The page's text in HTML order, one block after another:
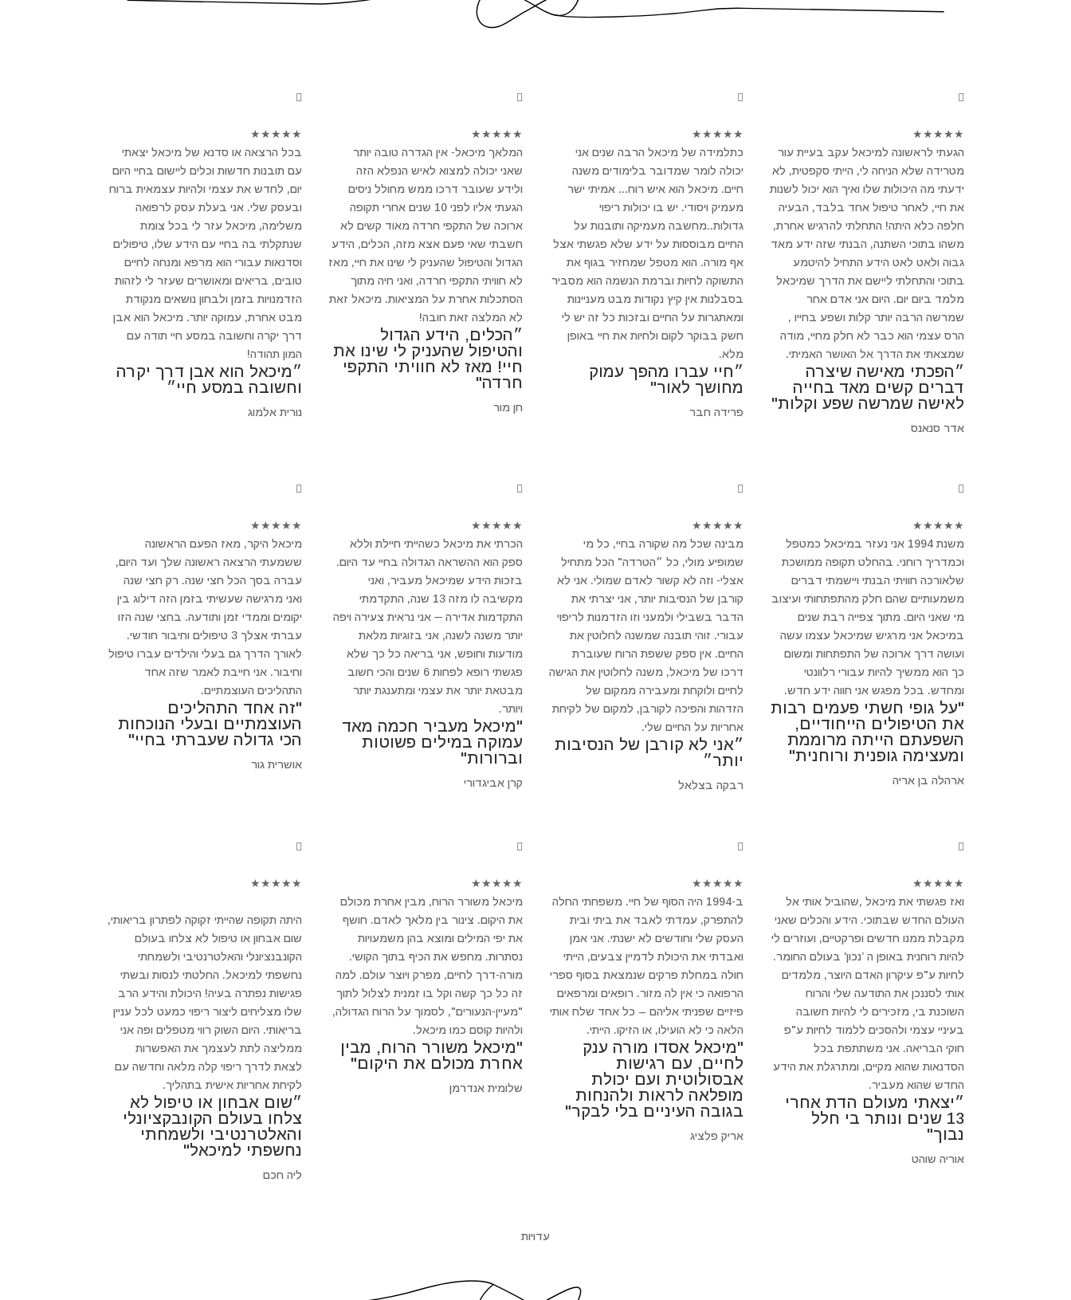
★
★
★
★
★
בכל הרצאה או סדנא של מיכאל יצאתי
עם תובנות חדשות וכלים ליישום בחיי היום
יום, לחדש את עצמי ולהיות עצמאית ברוח
ובעסק שלי. אני בעלת עסק לרפואה
משלימה, מיכאל עזר לי בכל צומת
שנתקלתי בה בחיי עם הידע שלו, טיפולים
וסדנאות עבורי הוא מרפא ומנחה לחיים
טובים, בריאים ומאושרים שעזר לי לזהות
הזדמנויות בזמן ולבחון נושאים מנקודת
מבט אחרת, עמוקה יותר. מיכאל הוא אבן
דרך יקרה וחשובה במסע חיי תודה עם
המון תהודה!
״מיכאל הוא אבן דרך יקרה
וחשובה במסע חיי״
נורית אלמוג
★
★
★
★
★
המלאך מיכאל- אין הגדרה טובה יותר
שאני יכולה למצוא לאיש הנפלא הזה
ולידע שעובר דרכו ממש מחולל ניסים
הגעתי אליו לפני 10 שנים אחרי תקופה
ארוכה של התקפי חרדה מאוד קשים לא
חשבתי שאי פעם אצא מזה, הכלים, הידע
הגדול והטיפול שהעניק לי שינו את חיי, מאז
לא חוויתי התקפי חרדה, ואני חיה מתוך
הסתכלות אחרת על המציאות. מיכאל זאת
לא המלצה זאת חובה!
״הכלים, הידע הגדול
והטיפול שהעניק לי שינו את
חיי! מאז לא חוויתי התקפי
חרדה"
חן מור
★
★
★
★
★
כתלמידה של מיכאל הרבה שנים אני
יכולה לומר שמדובר בלימודים משנה
חיים. מיכאל הוא איש רוח... אמיתי ישר
מעמיק ויסודי. יש בו יכולות ריפוי
גדולות..מחשבה מעמיקה ותובנות על
החיים מבוססות על ידע שלא פגשתי אצל
אף מורה. הוא מטפל שמחזיר בגוף את
התשוקה לחיות וברמת הנשמה הוא מסביר
בסבלנות אין קיץ נקודות מבט מעניינות
ומאתגרות על החיים ובזכות כל זה יש לי
חשק בבוקר לקום ולחיות את חיי באופן
מלא.
״חיי עברו מהפך עמוק
מחושך לאור"
פרידה חבר
★
★
★
★
★
הגעתי לראשונה למיכאל עקב בעיית עור
מטרידה שלא הניחה לי, הייתי סקפטית, לא
ידעתי מה היכולות שלו ואיך הוא יכול לשנות
את חיי, לאחר טיפול אחד בלבד, הבעיה
חלפה כלא היתה! התחלתי להרגיש אחרת,
משהו בתוכי השתנה, הבנתי שזה ידע מאד
גבוה ולאט לאט הידע התחיל להיטמע
בתוכי והתחלתי ליישם את הדרך שמיכאל
מלמד ביום יום. היום אני אדם אחר
שמרשה הרבה יותר קלות ושפע בחייו ,
הרס עצמי הוא כבר לא חלק מחיי, מודה
שמצאתי את הדרך אל האושר האמיתי.
״הפכתי מאישה שיצרה
דברים קשים מאד בחייה
לאישה שמרשה שפע וקלות"
אדר סנאנס
★
★
★
★
★
מיכאל היקר, מאז הפעם הראשונה
ששמעתי הרצאה ראשונה שלך ועד היום,
עברה בסך הכל חצי שנה. רק חצי שנה
ואני מרגישה שעשיתי בזמן הזה דילוג בין
יקומים וממדי זמן ותודעה. בחצי שנה הזו
עברתי אצלך 3 טיפולים וחיבור חודשי.
לאורך הדרך גם בעלי והילדים עברו טיפול
וחיבור. אני חייבת לאמר שזה אחד
התהליכים העוצמתיים.
"זה אחד התהליכים
העוצמתיים ובעלי הנוכחות
הכי גדולה שעברתי בחיי"
אושרית גור
★
★
★
★
★
הכרתי את מיכאל כשהייתי חיילת וללא
ספק הוא ההשראה הגדולה בחיי עד היום.
בזכות הידע שמיכאל מעביר, ואני
מקשיבה לו מזה 13 שנה, התקדמתי
התקדמות אדירה ─ אני נראית צעירה ויפה
יותר משנה לשנה, אני בזוגיות מלאת
מודעות וחופש, אני בריאה כל כך שלא
פגשתי רופא לפחות 6 שנים והכי חשוב
מבטאת יותר את עצמי ומתענגת יותר
ויותר.
"מיכאל מעביר חכמה מאד
עמוקה במילים פשוטות
וברורות"
קרן אביגדורי
★
★
★
★
★
מבינה שכל מה שקורה בחיי, כל מי
שמופיע מולי, כל ״הטרדה" הכל מתחיל
אצלי- וזה לא קשור לאדם שמולי. אני לא
קורבן של הנסיבות יותר, אני יצרתי את
הדבר בשבילי ולמעני וזו הזדמנות לריפוי
עבורי. זוהי תובנה שמשנה לחלוטין את
החיים. אין ספק ששפת הרוח שעוברת
דרכו של מיכאל, משנה לחלוטין את הגישה
לחיים ולוקחת ומעבירה ממקום של
הזדהות והפיכה לקורבן, למקום של לקיחת
אחריות על החיים שלי.
״אני לא קורבן של הנסיבות
יותר״
רבקה בצלאל
★
★
★
★
★
משנת 1994 אני נעזר במיכאל כמטפל
וכמדריך רוחני. בהחלט תקופה ממושכת
שלאורכה חוויתי הבנתי ויישמתי דברים
משמעותיים שהם חלק מהתפתחותי ועיצוב
מי שאני היום. מתוך צפייה רבת שנים
במיכאל אני מרגיש שמיכאל עצמו עשה
ועושה דרך ארוכה של התפתחות ומשום
כך הוא ממשיך להיות עבורי רלוונטי
ומחדש. בכל מפגש אני חווה ידע חדש.
"על גופי חשתי פעמים רבות
את הטיפולים הייחודיים,
השפעתם הייתה מרוממת
ומעצימה גופנית ורוחנית"
ארהלה בן אריה
★
★
★
★
★
היתה תקופה שהייתי זקוקה לפתרון בריאותי,
שום אבחון או טיפול לא צלחו בעולם
הקונבנציונלי והאלטרנטיבי ולשמחתי
נחשפתי למיכאל. החלטתי לנסות ובשתי
פגישות נפתרה בעיה! היכולת והידע הרב
שלו מצליחים ליצור ריפוי כמעט לכל עניין
בריאותי. היום השוק רווי מטפלים ופה אני
ממליצה לתת לעצמך את האפשרות
לצאת לדרך ריפוי קלה מלאה וחדשה עם
לקיחת אחריות אישית בתהליך.
״שום אבחון או טיפול לא
צלחו בעולם הקונבקציונלי
והאלטרנטיבי ולשמחתי
נחשפתי למיכאל"
ליה חכם
★
★
★
★
★
מיכאל משורר הרוח, מבין אחרת מכולם
את היקום. צינור בין מלאך לאדם. חושף
את יפי המילים ומוצא בהן משמעויות
נסתרות. מחפש את הכיף בתוך הקושי.
מורה-דרך לחיים, מפרק ויוצר עולם. למה
זה כל כך קשה וקל בו זמנית לצלול לתוך
"מעיין-הנעורים", לסמוך על הרוח הגדולה,
ולהיות קוסם כמו מיכאל.
"מיכאל משורר הרוח, מבין
אחרת מכולם את היקום"
שלומית אנדרמן
★
★
★
★
★
ב-1994 היה הסוף של חיי. משפחתי החלה
להתפרק, עמדתי לאבד את ביתי ובית
העסק שלי וחודשים לא ישנתי. אני אמן
ואבדתי את היכולת לדמיין צבעים, הייתי
חולה במחלת פרקים שנמצאת בסוף ספרי
הרפואה כי אין לה מזור. רופאים ומרפאים
פיזיים שפניתי אליהם – כל אחד שלח אותי
הלאה כי לא הועילו, או הזיקו. הייתי.
"מיכאל אסדו מורה ענק
לחיים, עם רגישות
אבסולוטית ועם יכולת
מופלאה לראות ולהנחות
בגובה העיניים בלי לבקר"
אריק פלציג
★
★
★
★
★
ואז פגשתי את מיכאל ,שהוביל אותי אל
העולם החדש שבתוכי. הידע והכלים שאני
מקבלת ממנו חדשים ופרקטיים, ועוזרים לי
להיות רוחנית באופן ה ’נכון' בעולם החומר.
לחיות ע"פ עיקרון האדם היוצר, מלמדים
אותי לסננכן את התודעה שלי והרוח
השוכנת בי, מזכירים לי להיות חשובה
בעיניי עצמי ולהסכים ללמוד לחיות ע"פ
חוקי הבריאה. אני משתתפת בכל
הסדנאות שהוא מקיים, ומתרגלת את הידע
החדש שהוא מעביר.
״יצאתי מעולם הדת אחרי
13 שנים ונותר בי חלל
נבוך"
אוריה שוהט
עדויות